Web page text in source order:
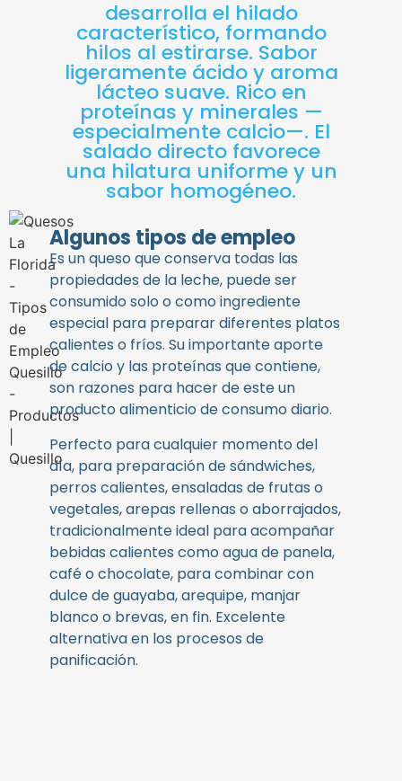
desarrolla el hilado
característico, formando
hilos al estirarse. Sabor
ligeramente ácido y aroma
lácteo suave. Rico en
proteínas y minerales —
especialmente calcio—. El
salado directo favorece
una hilatura uniforme y un
sabor homogéneo.
Algunos tipos de empleo
Es un queso que conserva todas las
propiedades de la leche, puede ser
consumido solo o como ingrediente
especial para preparar diferentes platos
calientes o fríos. Su importante aporte
de calcio y las proteínas que contiene,
son razones para hacer de este un
producto alimenticio de consumo diario.
Perfecto para cualquier momento del
día, para preparación de sándwiches,
perros calientes, ensaladas de frutas o
vegetales, arepas rellenas o aborrajados,
tradicionalmente ideal para acompañar
bebidas calientes como agua de panela,
café o chocolate, para combinar con
dulce de guayaba, arequipe, manjar
blanco o brevas, en fin. Excelente
alternativa en los procesos de
panificación.